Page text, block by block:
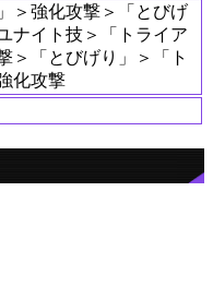
＞強化攻撃＞「とびげ
ナイト技＞「トライア
＞「とびげり」＞「ト
化攻撃